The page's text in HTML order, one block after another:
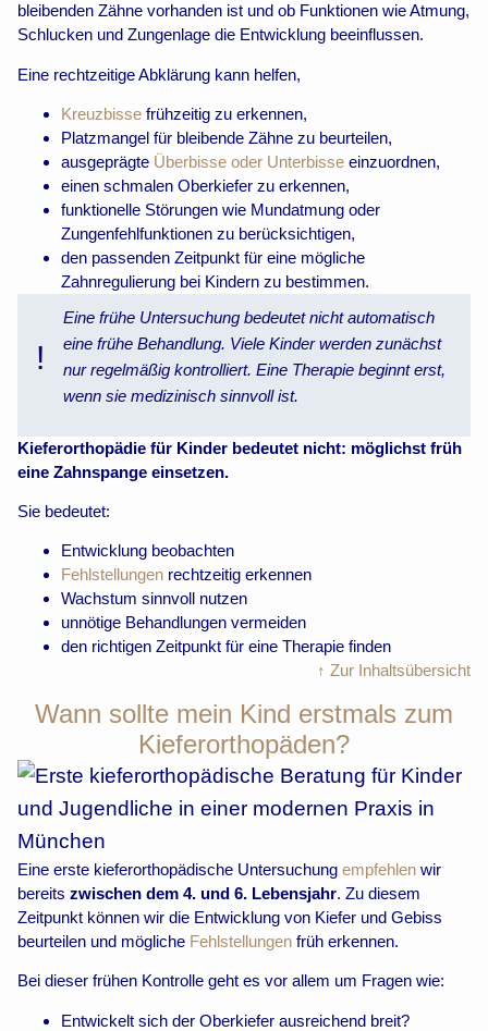
bleibenden Zähne vorhanden ist und ob Funktionen wie Atmung,
Schlucken und Zungenlage die Entwicklung beeinflussen.
Eine rechtzeitige Abklärung kann helfen,
Kreuzbisse frühzeitig zu erkennen,
Platzmangel für bleibende Zähne zu beurteilen,
ausgeprägte Überbisse oder Unterbisse einzuordnen,
einen schmalen Oberkiefer zu erkennen,
funktionelle Störungen wie Mundatmung oder
Zungenfehlfunktionen zu berücksichtigen,
den passenden Zeitpunkt für eine mögliche
Zahnregulierung bei Kindern zu bestimmen.
!
Eine frühe Untersuchung bedeutet nicht automatisch
eine frühe Behandlung. Viele Kinder werden zunächst
nur regelmäßig kontrolliert. Eine Therapie beginnt erst,
wenn sie medizinisch sinnvoll ist.
Kieferorthopädie für Kinder bedeutet nicht: möglichst früh
eine Zahnspange einsetzen.
Sie bedeutet:
Entwicklung beobachten
Fehlstellungen rechtzeitig erkennen
Wachstum sinnvoll nutzen
unnötige Behandlungen vermeiden
den richtigen Zeitpunkt für eine Therapie finden
↑ Zur Inhaltsübersicht
Wann sollte mein Kind erstmals zum
Kieferorthopäden?
Eine erste kieferorthopädische Untersuchung empfehlen wir
bereits zwischen dem 4. und 6. Lebensjahr. Zu diesem
Zeitpunkt können wir die Entwicklung von Kiefer und Gebiss
beurteilen und mögliche Fehlstellungen früh erkennen.
Bei dieser frühen Kontrolle geht es vor allem um Fragen wie:
Entwickelt sich der Oberkiefer ausreichend breit?